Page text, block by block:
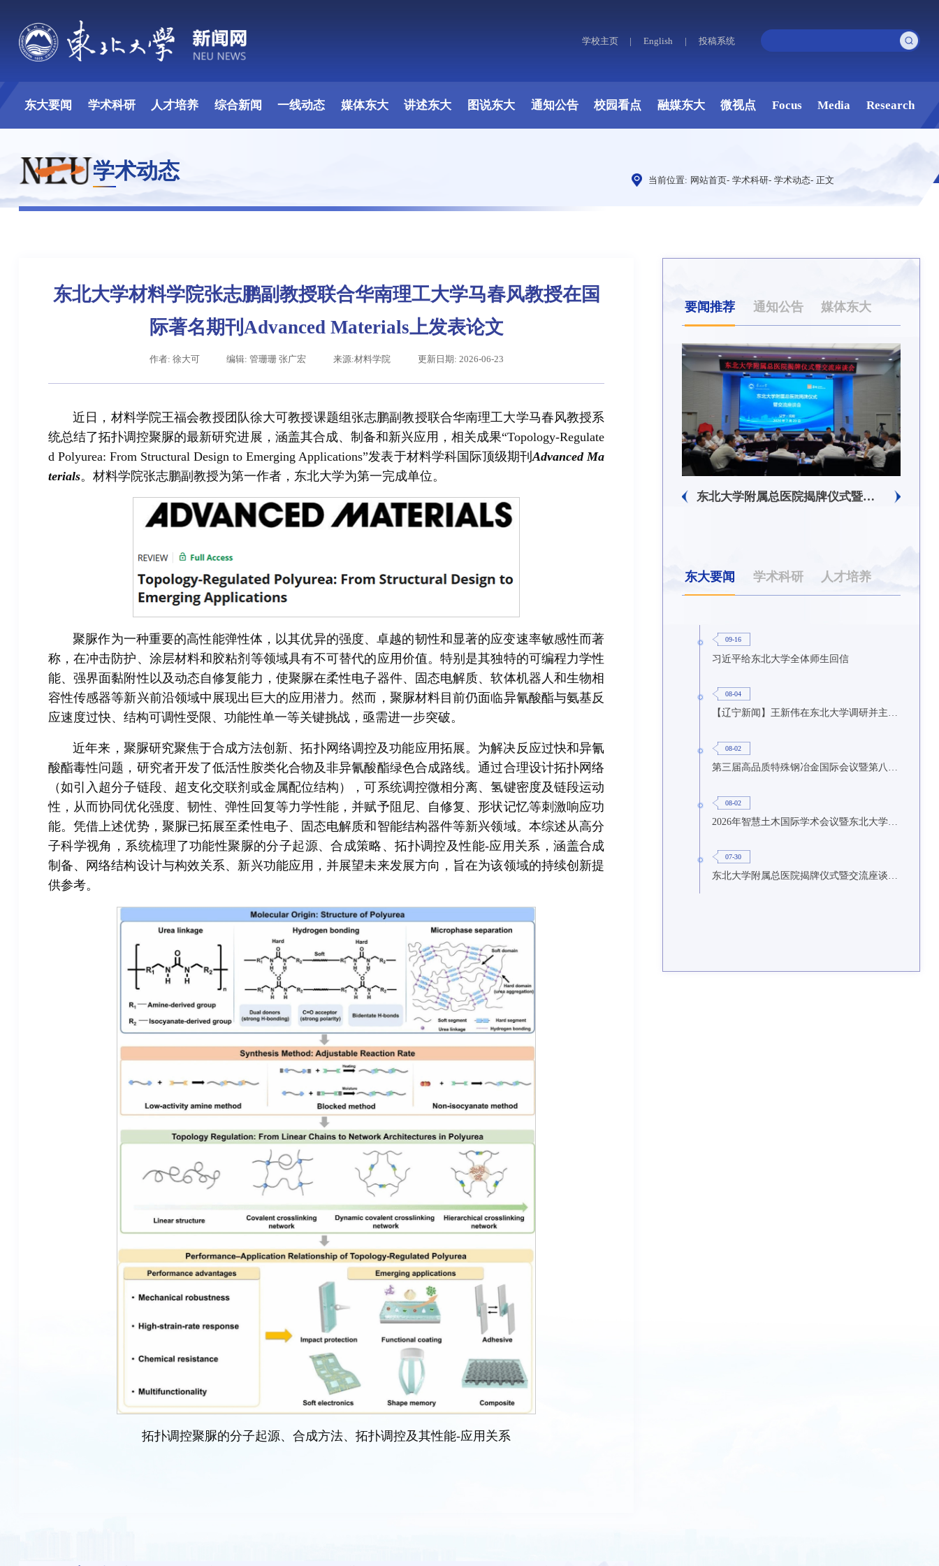
学校主页 | English | 投稿系统
东大要闻 学术科研 人才培养 综合新闻 一线动态 媒体东大 讲述东大 图说东大 通知公告 校园看点 融媒东大 微视点 Focus Media Research
学术动态 当前位置: 网站首页- 学术科研- 学术动态- 正文
东北大学材料学院张志鹏副教授联合华南理工大学马春风教授在国
际著名期刊Advanced Materials上发表论文
作者: 徐大可 编辑: 管珊珊 张广宏 来源:材料学院 更新日期: 2026-06-23
近日，材料学院王福会教授团队徐大可教授课题组张志鹏副教授联合华南理工大学马春风教授系
统总结了拓扑调控聚脲的最新研究进展，涵盖其合成、制备和新兴应用，相关成果“Topology-Regulate
d Polyurea: From Structural Design to Emerging Applications”发表于材料学科国际顶级期刊Advanced Ma
terials。材料学院张志鹏副教授为第一作者，东北大学为第一完成单位。
聚脲作为一种重要的高性能弹性体，以其优异的强度、卓越的韧性和显著的应变速率敏感性而著
称，在冲击防护、涂层材料和胶粘剂等领域具有不可替代的应用价值。特别是其独特的可编程力学性
能、强界面黏附性以及动态自修复能力，使聚脲在柔性电子器件、固态电解质、软体机器人和生物相
容性传感器等新兴前沿领域中展现出巨大的应用潜力。然而，聚脲材料目前仍面临异氰酸酯与氨基反
应速度过快、结构可调性受限、功能性单一等关键挑战，亟需进一步突破。
近年来，聚脲研究聚焦于合成方法创新、拓扑网络调控及功能应用拓展。为解决反应过快和异氰
酸酯毒性问题，研究者开发了低活性胺类化合物及非异氰酸酯绿色合成路线。通过合理设计拓扑网络
（如引入超分子链段、超支化交联剂或金属配位结构），可系统调控微相分离、氢键密度及链段运动
性，从而协同优化强度、韧性、弹性回复等力学性能，并赋予阻尼、自修复、形状记忆等刺激响应功
能。凭借上述优势，聚脲已拓展至柔性电子、固态电解质和智能结构器件等新兴领域。本综述从高分
子科学视角，系统梳理了功能性聚脲的分子起源、合成策略、拓扑调控及性能-应用关系，涵盖合成
制备、网络结构设计与构效关系、新兴功能应用，并展望未来发展方向，旨在为该领域的持续创新提
供参考。
拓扑调控聚脲的分子起源、合成方法、拓扑调控及其性能-应用关系
要闻推荐 通知公告 媒体东大
辽宁省卓越工程师培养联合体在东北大学成立 习近平给东北大学全体师生回信 东北大学附属总医院揭牌仪式暨交流座谈会举行
东大要闻 学术科研 人才培养
09-16
习近平给东北大学全体师生回信
08-04
【辽宁新闻】王新伟在东北大学调研并主持召开座谈会
08-02
08-02
07-30
东北大学附属总医院揭牌仪式暨交流座谈会举行